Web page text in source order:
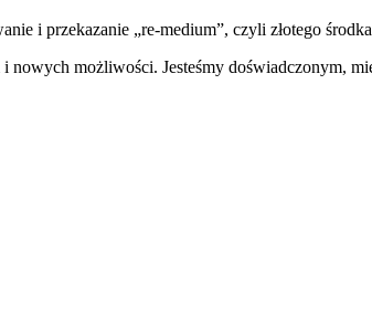
i przekazanie „re-medium”, czyli złotego
możliwości. Jesteśmy doświadczonym,